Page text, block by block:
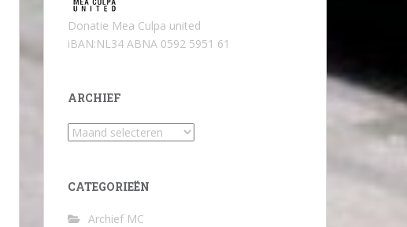
Donatie Mea Culpa united
iBAN:NL34 ABNA 0592 5951 61
ARCHIEF
Archief
CATEGORIEËN
Archief MC